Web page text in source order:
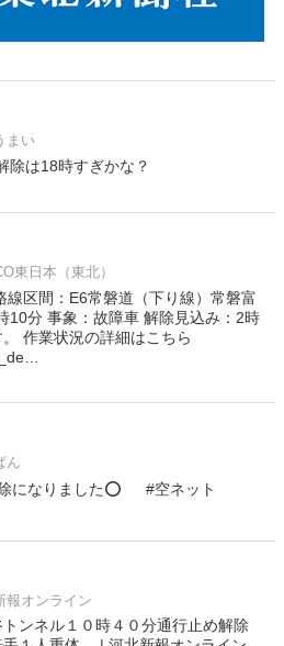
まい
除は18時すぎかな？
東日本（東北）
線区間：E6常磐道（下り線）常磐富
10分 事象：故障車 解除見込み：2時
作業状況の詳細はこちら
ん
になりました⭕️ #空ネット
報オンライン
トンネル１０時４０分通行止め解除